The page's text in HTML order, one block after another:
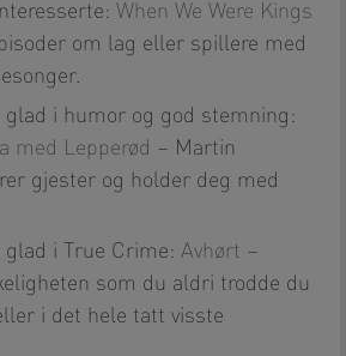
When We Were Kings
om lag eller spillere med
glad i humor og god stemning:
med Lepperød – Martin
gjester og holder deg med
glad i True Crime: Avhørt –
som du aldri trodde du
i det hele tatt visste